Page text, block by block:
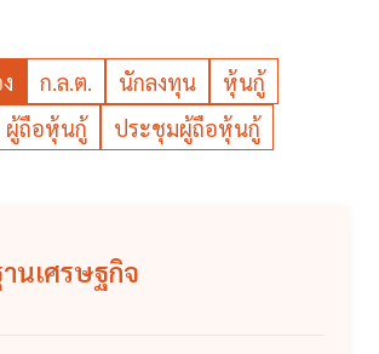
ก.ล.ต. นักลงทุน
หุ้นกู้
ผู้ถือหุ้นกู้ ประชุมผู้ถือหุ้นกู้
นเศรษฐกิจ